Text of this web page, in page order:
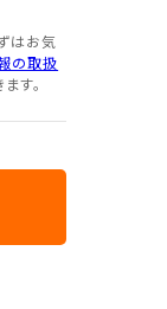
はお気
の取扱
す。